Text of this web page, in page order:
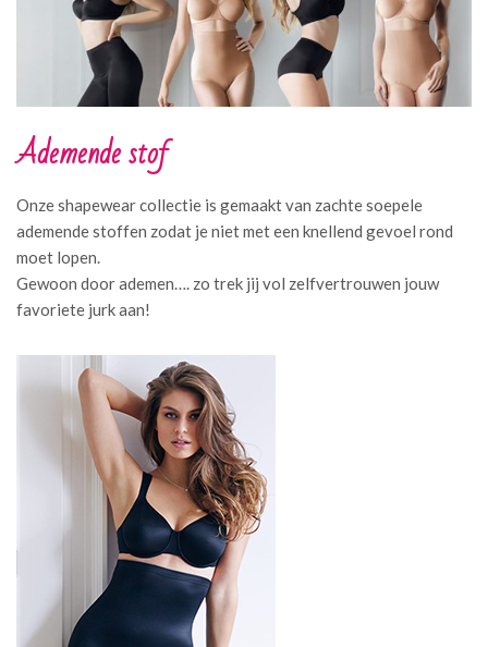
Ademende stof
Onze shapewear collectie is gemaakt van zachte soepele
ademende stoffen zodat je niet met een knellend gevoel rond
moet lopen.
Gewoon door ademen…. zo trek jij vol zelfvertrouwen jouw
favoriete jurk aan!